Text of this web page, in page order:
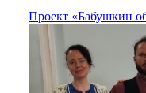
Проект «Бабушкин